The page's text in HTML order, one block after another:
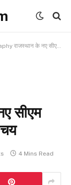
भजनलाल शर्मा का जीवन परिचय
सीएम
4 Mins Read